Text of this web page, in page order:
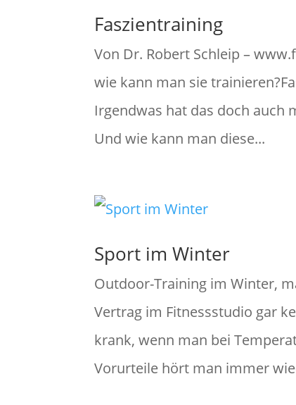
Faszientraining
Von Dr. Robert Schleip –
wie kann man sie
Irgendwas hat das doch auch
Und wie kann man diese...
Sport im Winter
Outdoor-Training im Winter,
Vertrag im Fitnessstudio gar
krank, wenn man bei
Vorurteile hört man immer